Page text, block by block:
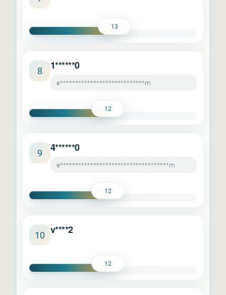
13
8 1******0
e****************************m
12
9 4******0
e************************************m
12
10 v****2
12